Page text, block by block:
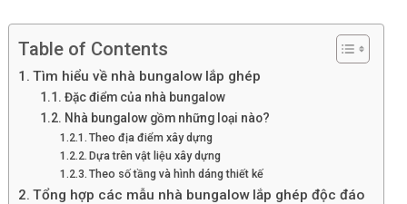
Table of Contents
Tìm hiểu về nhà bungalow lắp ghép
Đặc điểm của nhà bungalow
Nhà bungalow gồm những loại nào?
Theo địa điểm xây dựng
Dựa trên vật liệu xây dựng
Theo số tầng và hình dáng thiết kế
Tổng hợp các mẫu nhà bungalow lắp ghép độc đáo